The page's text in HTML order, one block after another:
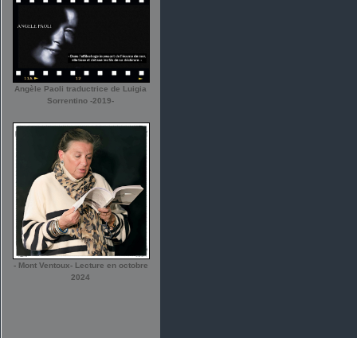
Angèle Paoli traductrice de Luigia
Sorrentino -2019-
- Mont Ventoux- Lecture en octobre
2024